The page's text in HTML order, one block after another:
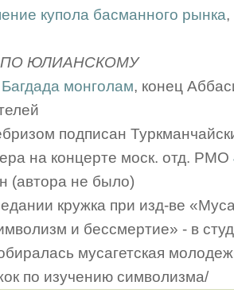
купола басманного рынка,
ПО ЮЛИАНСКОМУ
монголам, конец
подписан
на концерте моск. отд. РМО
(автора не было)
кружка при изд-ве
и бессмертие» - в
мусагетская
по изучению символизма/